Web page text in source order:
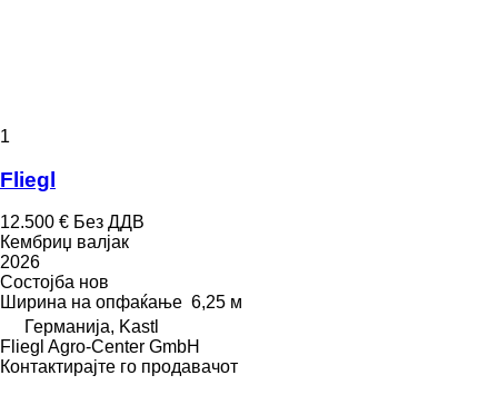
1
Fliegl
12.500 € Без ДДВ
Кембриџ валјак
2026
Состојба нов
Ширина на опфаќање 6,25 м
Германија, Kastl
Fliegl Agro-Center GmbH
Контактирајте го продавачот